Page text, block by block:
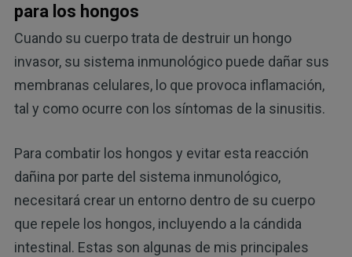
para los hongos
Cuando su cuerpo trata de destruir un hongo
invasor, su sistema inmunológico puede dañar sus
membranas celulares, lo que provoca inflamación,
tal y como ocurre con los síntomas de la sinusitis.
Para combatir los hongos y evitar esta reacción
dañina por parte del sistema inmunológico,
necesitará crear un entorno dentro de su cuerpo
que repele los hongos, incluyendo a la cándida
intestinal. Estas son algunas de mis principales